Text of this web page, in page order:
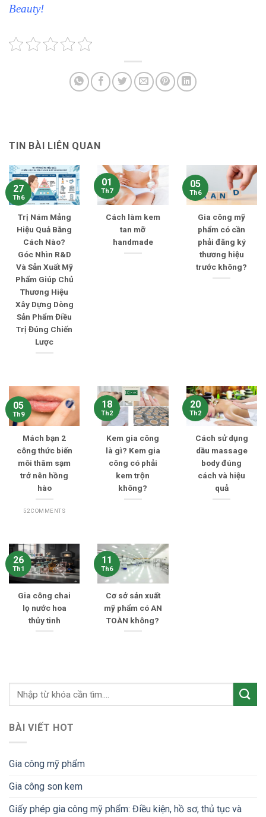
Beauty!
TIN BÀI LIÊN QUAN
Trị Nám Mảng
Hiệu Quả Bằng
Cách Nào?
Góc Nhìn R&D
Và Sản Xuất Mỹ
Phẩm Giúp Chủ
Thương Hiệu
Xây Dựng Dòng
Sản Phẩm Điều
Trị Đúng Chiến
Lược
27
Th6
Cách làm kem
tan mỡ
handmade
01
Th7
Gia công mỹ
phẩm có cần
phải đăng ký
thương hiệu
trước không?
05
Th6
Mách bạn 2
công thức biến
môi thâm sạm
trở nên hồng
hào
52 COMMENTS
05
Th9
Kem gia công
là gì? Kem gia
công có phải
kem trộn
không?
18
Th2
Cách sử dụng
dầu massage
body đúng
cách và hiệu
quả
20
Th2
Gia công chai
lọ nước hoa
thủy tinh
26
Th1
Cơ sở sản xuất
mỹ phẩm có AN
TOÀN không?
11
Th6
BÀI VIẾT HOT
Gia công mỹ phẩm
Gia công son kem
Giấy phép gia công mỹ phẩm: Điều kiện, hồ sơ, thủ tục và